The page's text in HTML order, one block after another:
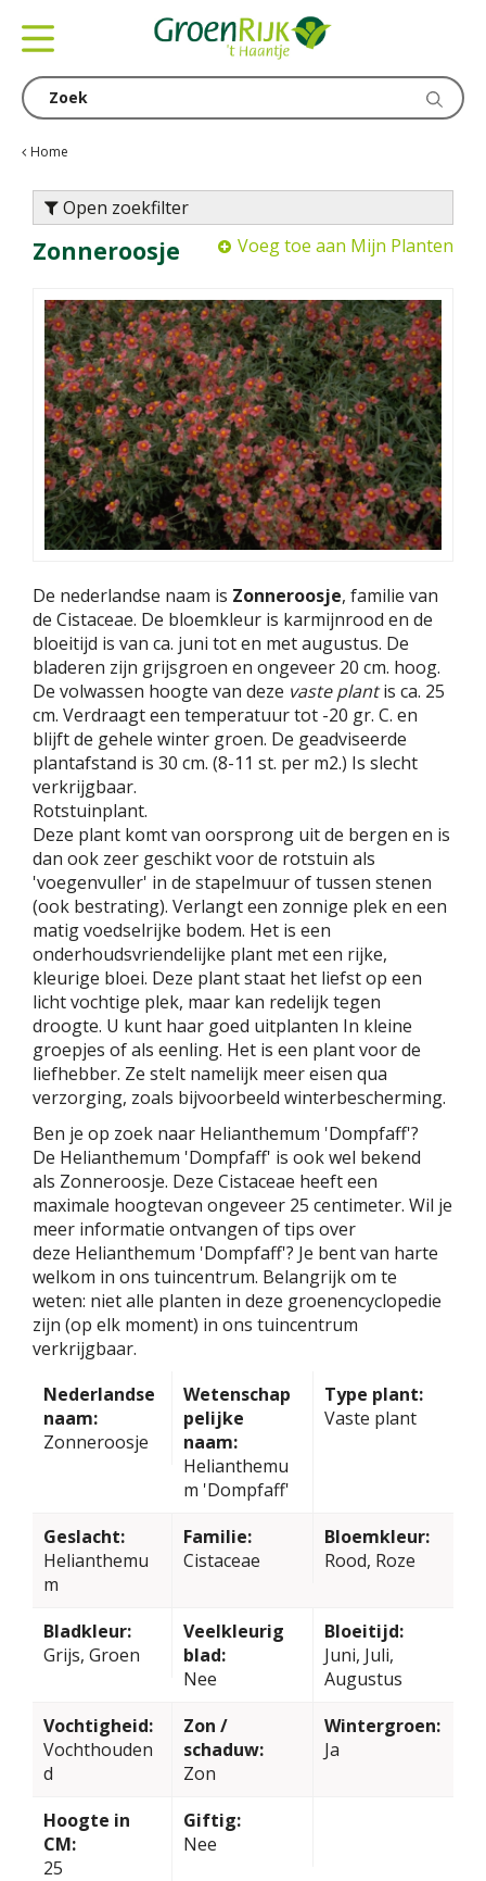
Home
Open zoekfilter
Zonneroosje Voeg toe aan Mijn Planten
De nederlandse naam is Zonneroosje, familie van
de Cistaceae. De bloemkleur is karmijnrood en de
bloeitijd is van ca. juni tot en met augustus. De
bladeren zijn grijsgroen en ongeveer 20 cm. hoog.
De volwassen hoogte van deze vaste plantis ca. 25
cm. Verdraagt een temperatuur tot -20 gr. C. en
blijft de gehele winter groen. De geadviseerde
plantafstand is 30 cm. (8-11 st. per m2.) Is slecht
verkrijgbaar.
Rotstuinplant.
Deze plant komt van oorsprong uit de bergen en is
dan ook zeer geschikt voor de rotstuin als
'voegenvuller' in de stapelmuur of tussen stenen
(ook bestrating). Verlangt een zonnige plek en een
matig voedselrijke bodem. Het is een
onderhoudsvriendelijke plant met een rijke,
kleurige bloei. Deze plant staat het liefst op een
licht vochtige plek, maar kan redelijk tegen
droogte. U kunt haar goed uitplanten In kleine
groepjes of als eenling. Het is een plant voor de
liefhebber. Ze stelt namelijk meer eisen qua
verzorging, zoals bijvoorbeeld winterbescherming.
Ben je op zoek naar Helianthemum 'Dompfaff'?
De Helianthemum 'Dompfaff' is ook wel bekend
als Zonneroosje. Deze Cistaceae heeft een
maximale hoogtevan ongeveer 25 centimeter. Wil je
meer informatie ontvangen of tips over
deze Helianthemum 'Dompfaff'? Je bent van harte
welkom in ons tuincentrum. Belangrijk om te
weten: niet alle planten in deze groenencyclopedie
zijn (op elk moment) in ons tuincentrum
verkrijgbaar.
Nederlandse
naam:
Zonneroosje
Wetenschap
pelijke
naam:
Helianthemu
m 'Dompfaff'
Type plant:
Vaste plant
Geslacht:
Helianthemu
m
Familie:
Cistaceae
Bloemkleur:
Rood, Roze
Bladkleur:
Grijs, Groen
Veelkleurig
blad:
Nee
Bloeitijd:
Juni, Juli,
Augustus
Vochtigheid:
Vochthouden
d
Zon /
schaduw:
Zon
Wintergroen:
Ja
Hoogte in
CM:
25
Giftig:
Nee